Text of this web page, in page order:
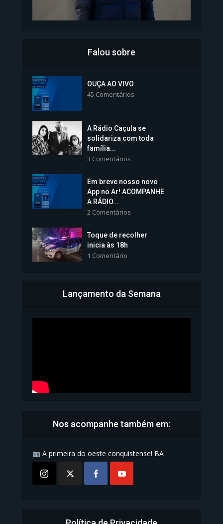
Colégios da Polícia...
Vice-Prefeita Sheila Lemos
tomará posse nesta...
1.101 Modos de exibição
Bahia inicia emissão da
Falou sobre
OUÇA AO VIVO
45 Comentários
A Rádio Caçula se
solidariza com toda
família...
3 Comentários
Em breve nosso novo
App no Ar! ACOMPANHE
A RÁDIO...
2 Comentários
Toque de recolher
inicia às 18h
1 Comentário
Lançamento da Semana
Nos acompanhe também em:
A primeira do oeste conquistense! BA